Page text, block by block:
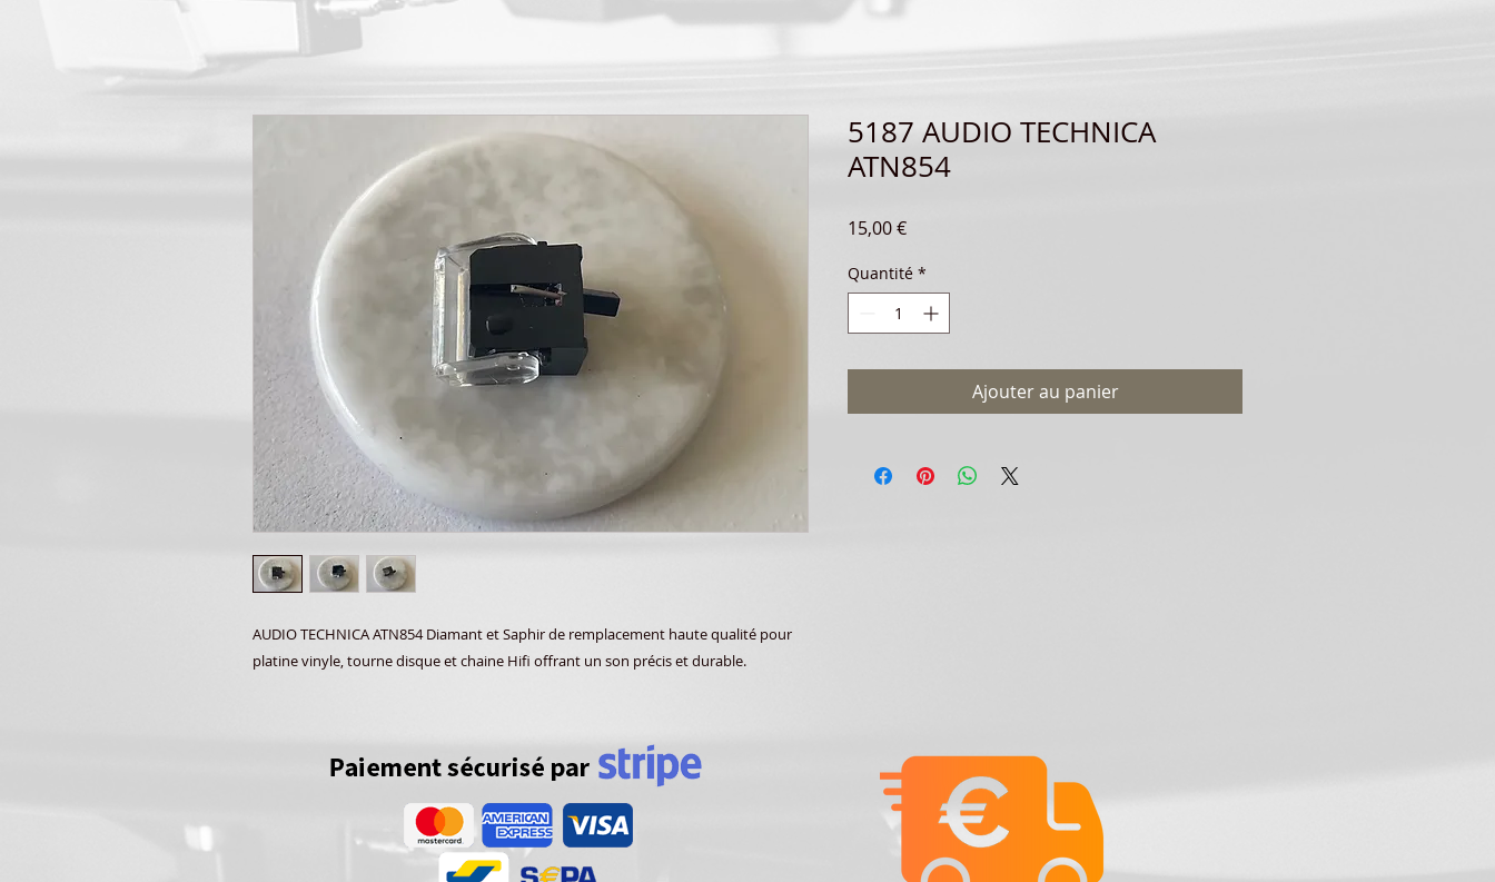
AUDIO TECHNICA ATN854 Diamant et Saphir de remplacement haute qualité pour
platine vinyle, tourne disque et chaine Hifi offrant un son précis et durable.
5187 AUDIO TECHNICA
ATN854
15,00 €Prix
Quantité *
Ajouter au panier